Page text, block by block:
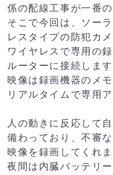
係の配線工事が一番
そこで今回は、ソー
レスタイプの防犯カメ
ワイヤレスで専用の
ルーターに接続します
映像は録画機器のメ
リアルタイムで専用
人の動きに反応して
備わっており、不審
映像を録画してくれま
夜間は内臓バッテリ